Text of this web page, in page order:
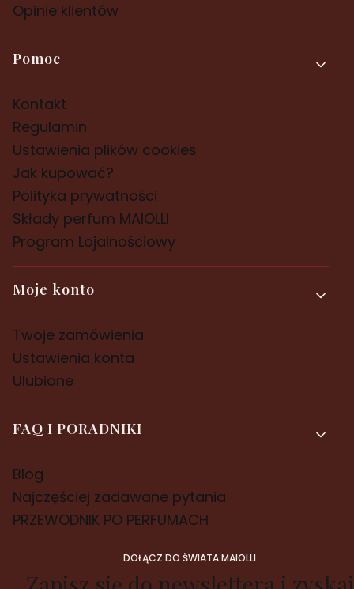
Opinie klientów
Pomoc
Kontakt
Regulamin
Ustawienia plików cookies
Jak kupować?
Polityka prywatności
Składy perfum MAIOLLI
Program Lojalnościowy
Moje konto
Twoje zamówienia
Ustawienia konta
Ulubione
FAQ I PORADNIKI
Blog
Najczęściej zadawane pytania
PRZEWODNIK PO PERFUMACH
DOŁĄCZ DO ŚWIATA MAIOLLI